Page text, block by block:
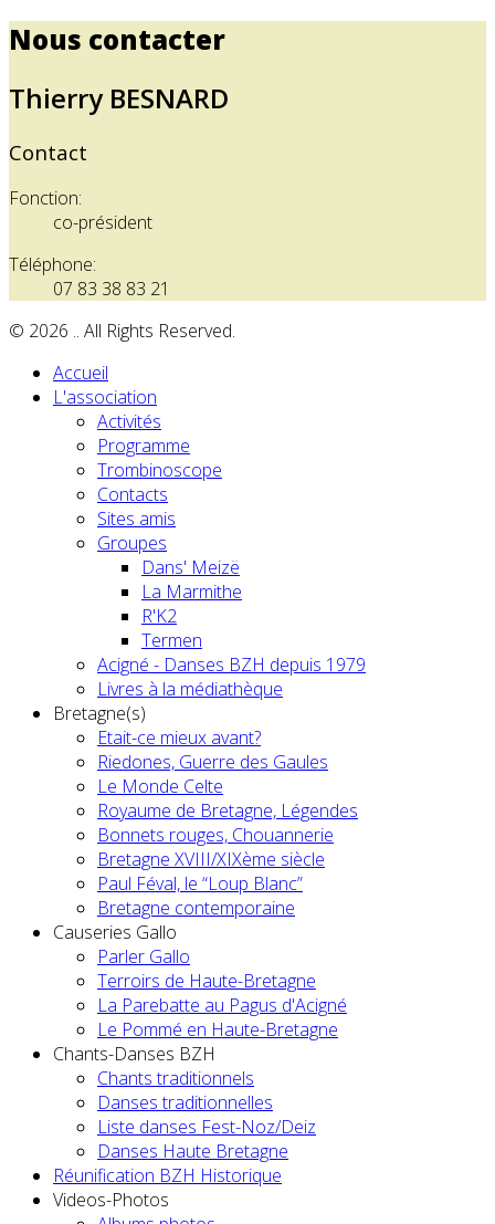
Nous contacter
Thierry BESNARD
Contact
Fonction:
co-président
Téléphone:
07 83 38 83 21
© 2026 .. All Rights Reserved.
Accueil
L'association
Activités
Programme
Trombinoscope
Contacts
Sites amis
Groupes
Dans' Meizë
La Marmithe
R'K2
Termen
Acigné - Danses BZH depuis 1979
Livres à la médiathèque
Bretagne(s)
Etait-ce mieux avant?
Riedones, Guerre des Gaules
Le Monde Celte
Royaume de Bretagne, Légendes
Bonnets rouges, Chouannerie
Bretagne XVIII/XIXème siècle
Paul Féval, le “Loup Blanc”
Bretagne contemporaine
Causeries Gallo
Parler Gallo
Terroirs de Haute-Bretagne
La Parebatte au Pagus d'Acigné
Le Pommé en Haute-Bretagne
Chants-Danses BZH
Chants traditionnels
Danses traditionnelles
Liste danses Fest-Noz/Deiz
Danses Haute Bretagne
Réunification BZH Historique
Videos-Photos